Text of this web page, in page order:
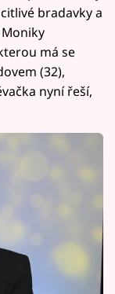
bradavky a
má se
(32),
nyní řeší,